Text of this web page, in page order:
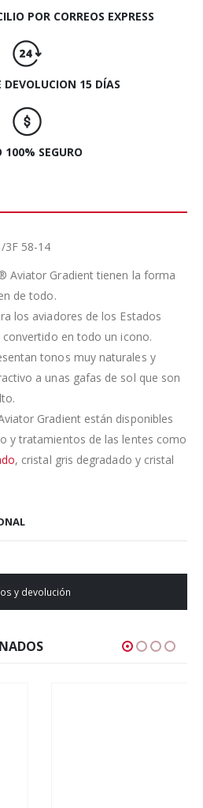
POR CORREOS EXPRESS
DEVOLUCION 15 DÍAS
100% SEGURO
3F 58-14
Aviator Gradient tienen la forma
de todo.
los aviadores de los Estados
convertido en todo un icono.
tonos muy naturales y
a unas gafas de sol que son
Gradient están disponibles
y tratamientos de las lentes como
, cristal gris degradado y cristal
y devolución